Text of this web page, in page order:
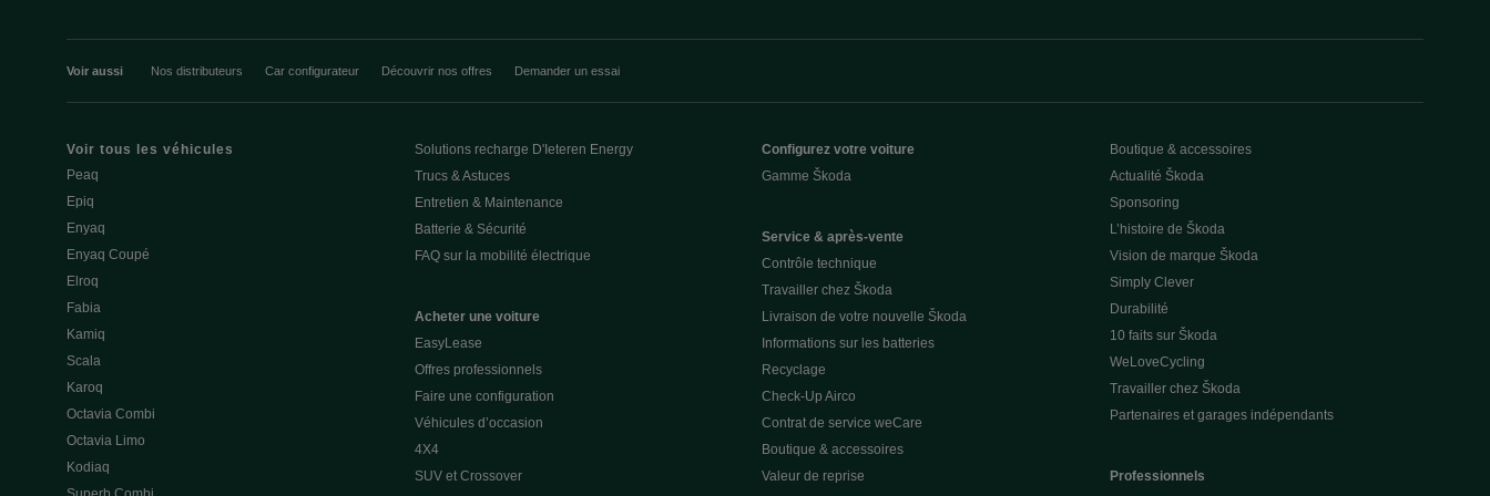
Voir aussi Nos distributeurs Car configurateur Découvrir nos offres Demander un essai
Voir tous les véhicules
Peaq
Epiq
Enyaq
Enyaq Coupé
Elroq
Fabia
Kamiq
Scala
Karoq
Octavia Combi
Octavia Limo
Kodiaq
Solutions recharge D'Ieteren Energy
Trucs & Astuces
Entretien & Maintenance
Batterie & Sécurité
FAQ sur la mobilité électrique
Acheter une voiture
EasyLease
Offres professionnels
Faire une configuration
Véhicules d’occasion
4X4
SUV et Crossover
Configurez votre voiture
Gamme Škoda
Service & après-vente
Contrôle technique
Travailler chez Škoda
Livraison de votre nouvelle Škoda
Informations sur les batteries
Recyclage
Check-Up Airco
Contrat de service weCare
Boutique & accessoires
Valeur de reprise
Boutique & accessoires
Actualité Škoda
Sponsoring
L’histoire de Škoda
Vision de marque Škoda
Simply Clever
Durabilité
10 faits sur Škoda
WeLoveCycling
Travailler chez Škoda
Partenaires et garages indépendants
Professionnels